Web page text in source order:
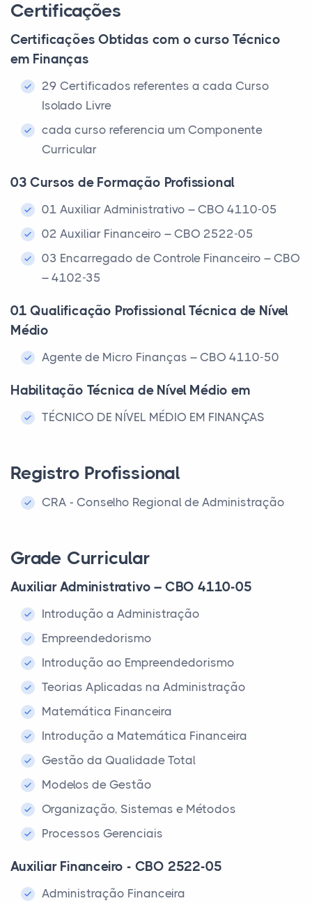
Certificações
Certificações Obtidas com o curso Técnico
em Finanças
29 Certificados referentes a cada Curso
Isolado Livre
cada curso referencia um Componente
Curricular
03 Cursos de Formação Profissional
01 Auxiliar Administrativo – CBO 4110-05
02 Auxiliar Financeiro – CBO 2522-05
03 Encarregado de Controle Financeiro – CBO
– 4102-35
01 Qualificação Profissional Técnica de Nível
Médio
Agente de Micro Finanças – CBO 4110-50
Habilitação Técnica de Nível Médio em
TÉCNICO DE NÍVEL MÉDIO EM FINANÇAS
Registro Profissional
CRA - Conselho Regional de Administração
Grade Curricular
Auxiliar Administrativo – CBO 4110-05
Introdução a Administração
Empreendedorismo
Introdução ao Empreendedorismo
Teorias Aplicadas na Administração
Matemática Financeira
Introdução a Matemática Financeira
Gestão da Qualidade Total
Modelos de Gestão
Organização, Sistemas e Métodos
Processos Gerenciais
Auxiliar Financeiro - CBO 2522-05
Administração Financeira